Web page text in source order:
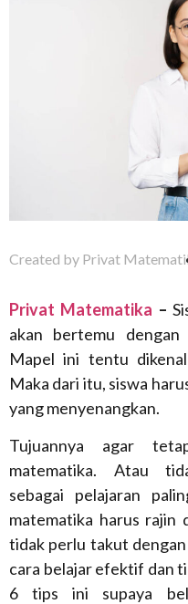
Created by Privat
Privat Matematika –
akan bertemu dengan
Mapel ini tentu
Maka dari itu, siswa
yang menyenangkan.
Tujuannya agar
matematika. Atau
sebagai pelajaran
matematika harus rajin
tidak perlu takut dengan
cara belajar efektif dan
6 tips ini supaya